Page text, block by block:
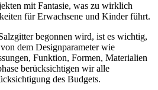
mit Fantasie, was zu wirklich
für Erwachsene und Kinder führt.
begonnen wird, ist es wichtig,
dem Designparameter wie
Funktion, Formen, Materialien
berücksichtigen wir alle
des Budgets.